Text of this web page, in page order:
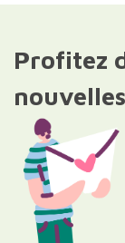
Profitez
nouvelles